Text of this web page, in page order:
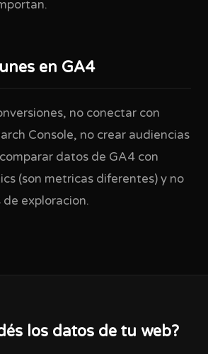
en GA4
no conectar con
Console, no crear audiencias
datos de GA4 con
(son metricas diferentes) y no
de exploracion.
los datos de tu web?